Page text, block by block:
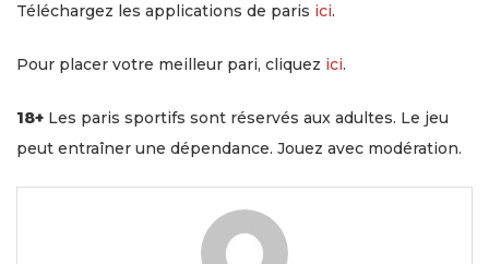
Téléchargez les applications de paris ici.
Pour placer votre meilleur pari, cliquez ici.
18+ Les paris sportifs sont réservés aux adultes. Le jeu
peut entraîner une dépendance. Jouez avec modération.